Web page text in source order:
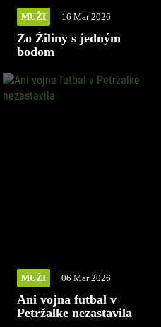
MUŽI 16 Mar 2026
Zo Žiliny s jedným
bodom
MUŽI 06 Mar 2026
Ani vojna futbal v
Petržalke nezastavila